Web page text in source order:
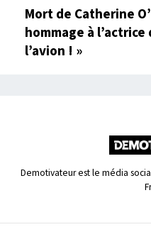
Mort de Catherine
hommage à l’actrice
l’avion ! »
Demotivateur est le média